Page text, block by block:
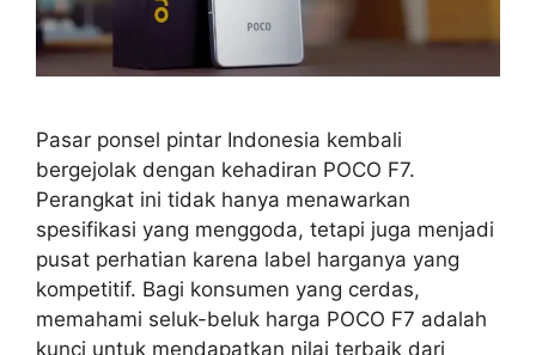
Pasar ponsel pintar Indonesia kembali
bergejolak dengan kehadiran POCO F7.
Perangkat ini tidak hanya menawarkan
spesifikasi yang menggoda, tetapi juga menjadi
pusat perhatian karena label harganya yang
kompetitif. Bagi konsumen yang cerdas,
memahami seluk-beluk harga POCO F7 adalah
kunci untuk mendapatkan nilai terbaik dari